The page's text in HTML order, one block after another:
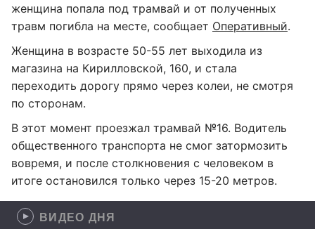
женщина попала под трамвай и от полученных
травм погибла на месте, сообщает Оперативный.
Женщина в возрасте 50-55 лет выходила из
магазина на Кирилловской, 160, и стала
переходить дорогу прямо через колеи, не смотря
по сторонам.
В этот момент проезжал трамвай №16. Водитель
общественного транспорта не смог затормозить
вовремя, и после столкновения с человеком в
итоге остановился только через 15-20 метров.
ВИДЕО ДНЯ